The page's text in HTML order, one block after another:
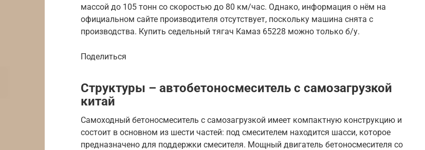
массой до 105 тонн со скоростью до 80 км/час. Однако, информация о нём на
официальном сайте производителя отсутствует, поскольку машина снята с
производства. Купить седельный тягач Камаз 65228 можно только б/у.
Поделиться
Структуры – автобетоносмеситель с самозагрузкой
китай
Самоходный бетоносмеситель с самозагрузкой имеет компактную конструкцию и
состоит в основном из шести частей: под смесителем находится шасси, которое
предназначено для поддержки смесителя. Мощный двигатель бетоносмесителя со